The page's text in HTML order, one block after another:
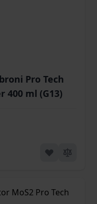
Pro Tech
400 ml (G13)